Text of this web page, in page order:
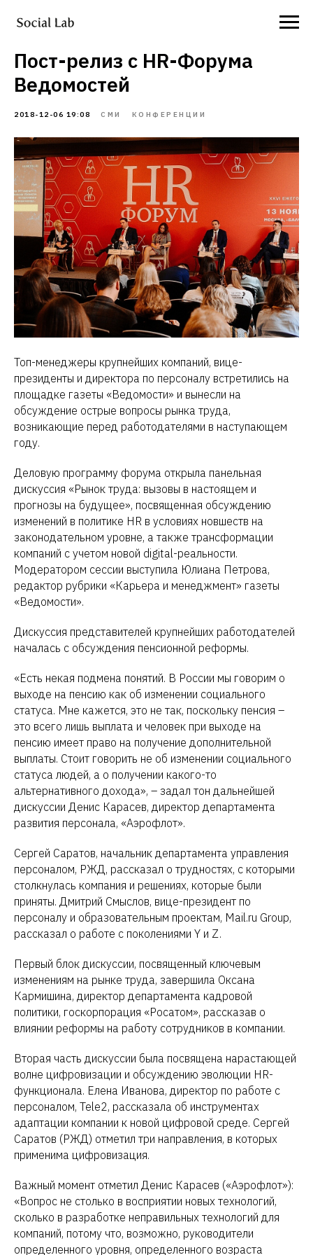
Пост-релиз с HR-Форума
Ведомостей
2018-12-06 19:08 СМИ КОНФЕРЕНЦИИ
Топ-менеджеры крупнейших компаний, вице-
президенты и директора по персоналу встретились на
площадке газеты «Ведомости» и вынесли на
обсуждение острые вопросы рынка труда,
возникающие перед работодателями в наступающем
году.
Деловую программу форума открыла панельная
дискуссия «Рынок труда: вызовы в настоящем и
прогнозы на будущее», посвященная обсуждению
изменений в политике HR в условиях новшеств на
законодательном уровне, а также трансформации
компаний с учетом новой digital-реальности.
Модератором сессии выступила Юлиана Петрова,
редактор рубрики «Карьера и менеджмент» газеты
«Ведомости».
Дискуссия представителей крупнейших работодателей
началась с обсуждения пенсионной реформы.
«Есть некая подмена понятий. В России мы говорим о
выходе на пенсию как об изменении социального
статуса. Мне кажется, это не так, поскольку пенсия –
это всего лишь выплата и человек при выходе на
пенсию имеет право на получение дополнительной
выплаты. Стоит говорить не об изменении социального
статуса людей, а о получении какого-то
альтернативного дохода», – задал тон дальнейшей
дискуссии Денис Карасев, директор департамента
развития персонала, «Аэрофлот».
Сергей Саратов, начальник департамента управления
персоналом, РЖД, рассказал о трудностях, с которыми
столкнулась компания и решениях, которые были
приняты. Дмитрий Смыслов, вице-президент по
персоналу и образовательным проектам, Mail.ru Group,
рассказал о работе с поколениями Y и Z.
Первый блок дискуссии, посвященный ключевым
изменениям на рынке труда, завершила Оксана
Кармишина, директор департамента кадровой
политики, госкорпорация «Росатом», рассказав о
влиянии реформы на работу сотрудников в компании.
Вторая часть дискуссии была посвящена нарастающей
волне цифровизации и обсуждению эволюции HR-
функционала. Елена Иванова, директор по работе с
персоналом, Tele2, рассказала об инструментах
адаптации компании к новой цифровой среде. Сергей
Саратов (РЖД) отметил три направления, в которых
применима цифровизация.
Важный момент отметил Денис Карасев («Аэрофлот»):
«Вопрос не столько в восприятии новых технологий,
сколько в разработке неправильных технологий для
компаний, потому что, возможно, руководители
определенного уровня, определенного возраста